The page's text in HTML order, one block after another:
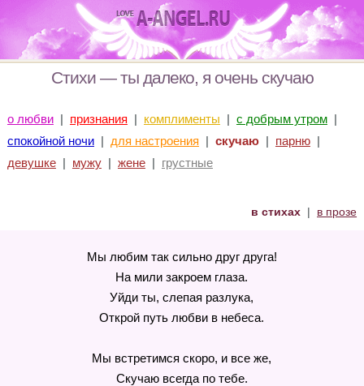
Стихи — ты далеко, я очень скучаю
о любви| признания | комплименты | с добрым утром|
спокойной ночи| для настроения | скучаю| парню|
девушке| мужу| жене| грустные
в стихах | в прозе
Мы любим так сильно друг друга!
На мили закроем глаза.
Уйди ты, слепая разлука,
Открой путь любви в небеса.
Мы встретимся скоро, и все же,
Скучаю всегда по тебе.